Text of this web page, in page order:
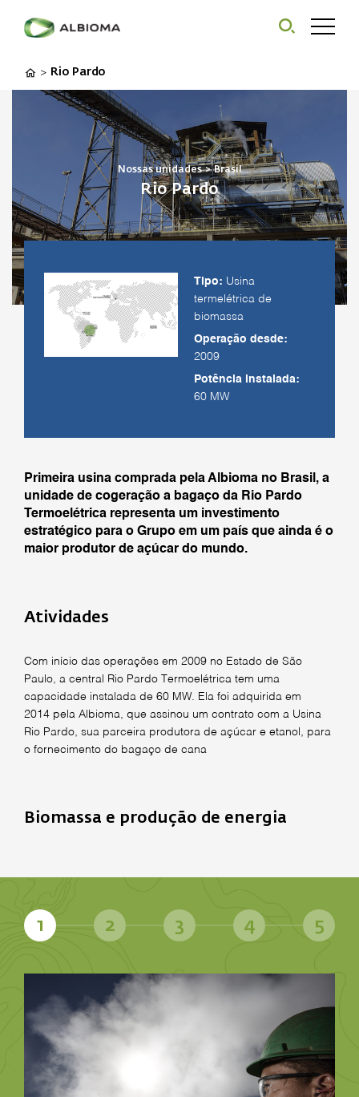
> Rio Pardo
Nossas unidades > Brasil
Rio Pardo
Tipo: Usina
termelétrica de
biomassa
Operação desde:
2009
Potência instalada:
60 MW
Primeira usina comprada pela Albioma no Brasil, a
unidade de cogeração a bagaço da Rio Pardo
Termoelétrica representa um investimento
estratégico para o Grupo em um país que ainda é o
maior produtor de açúcar do mundo.
Atividades
Com início das operações em 2009 no Estado de São
Paulo, a central Rio Pardo Termoelétrica tem uma
capacidade instalada de 60 MW. Ela foi adquirida em
2014 pela Albioma, que assinou um contrato com a Usina
Rio Pardo, sua parceira produtora de açúcar e etanol, para
o fornecimento do bagaço de cana
Biomassa e produção de energia
1 2 3 4 5